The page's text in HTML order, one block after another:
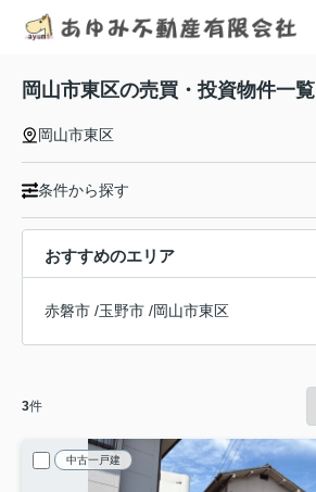
岡山市東区の売買・投資物件一覧
岡山市東区
条件から探す
おすすめのエリア
赤磐市 /玉野市 /岡山市東区
3件
中古一戸建